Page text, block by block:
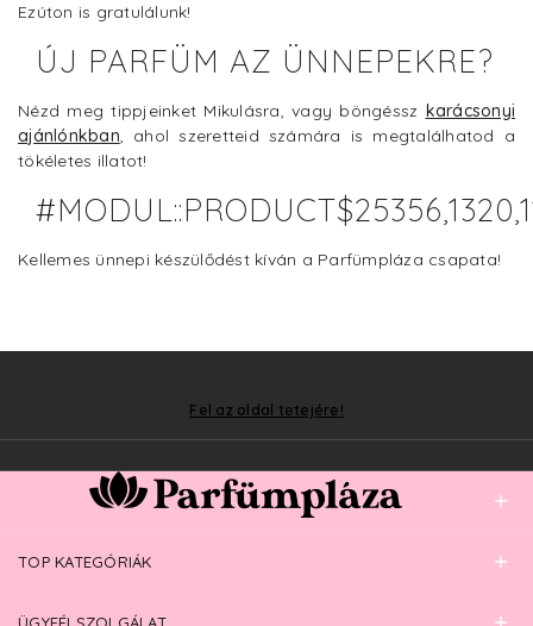
Ezúton is gratulálunk!
ÚJ PARFÜM AZ ÜNNEPEKRE?
Nézd meg tippjeinket Mikulásra, vagy böngéssz karácsonyi
ajánlónkban, ahol szeretteid számára is megtalálhatod a
tökéletes illatot!
Kellemes ünnepi készülődést kíván a Parfümpláza csapata!
Fel az oldal tetejére!
TOP KATEGÓRIÁK